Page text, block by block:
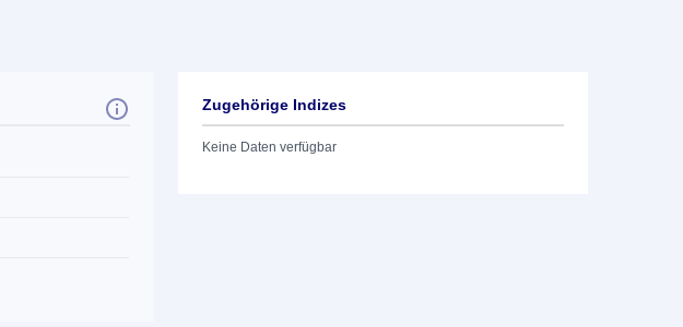
Zugehörige Indizes
Keine Daten verfügbar